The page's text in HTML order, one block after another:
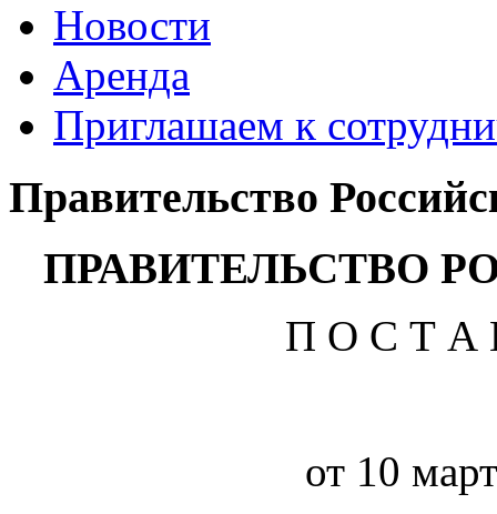
Новости
Аренда
Приглашаем к
Правительство
ПРАВИТЕЛЬСТВО
П О С Т А
от 10